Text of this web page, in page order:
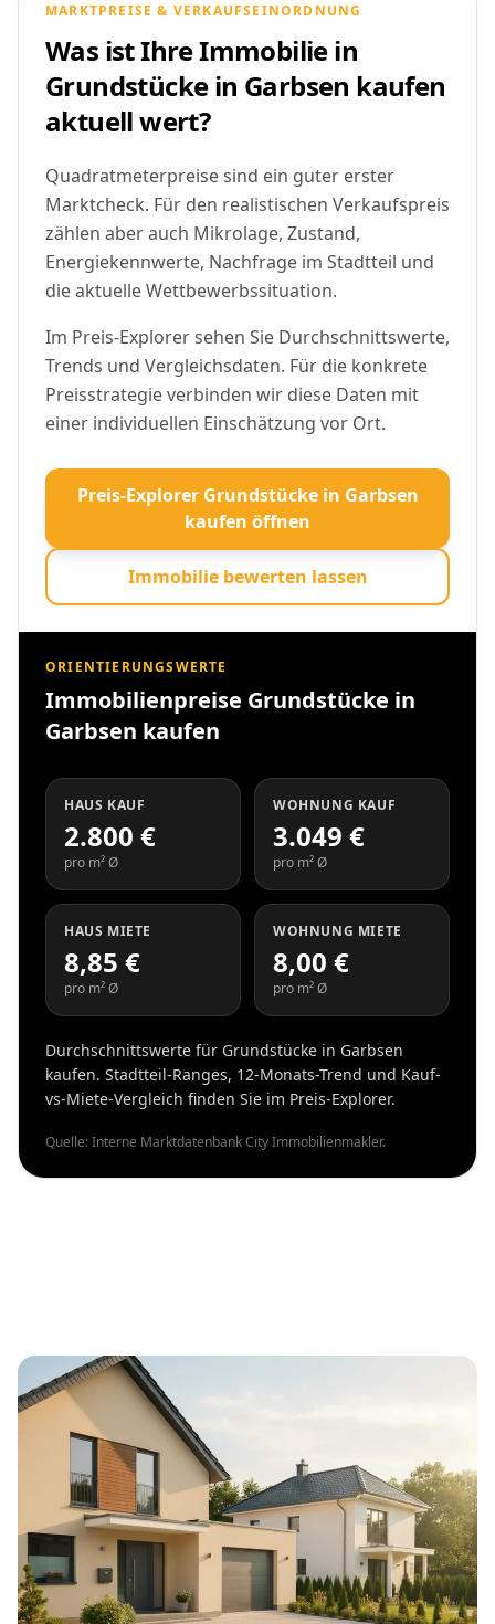
MARKTPREISE & VERKAUFSEINORDNUNG
Was ist Ihre Immobilie in
Grundstücke in Garbsen kaufen
aktuell wert?
Quadratmeterpreise sind ein guter erster
Marktcheck. Für den realistischen Verkaufspreis
zählen aber auch Mikrolage, Zustand,
Energiekennwerte, Nachfrage im Stadtteil und
die aktuelle Wettbewerbssituation.
Im Preis-Explorer sehen Sie Durchschnittswerte,
Trends und Vergleichsdaten. Für die konkrete
Preisstrategie verbinden wir diese Daten mit
einer individuellen Einschätzung vor Ort.
Preis-Explorer Grundstücke in Garbsen
kaufen öffnen
Immobilie bewerten lassen
ORIENTIERUNGSWERTE
Immobilienpreise Grundstücke in
Garbsen kaufen
HAUS KAUF
2.800 €
pro m² Ø
WOHNUNG KAUF
3.049 €
pro m² Ø
HAUS MIETE
8,85 €
pro m² Ø
WOHNUNG MIETE
8,00 €
pro m² Ø
Durchschnittswerte für Grundstücke in Garbsen
kaufen. Stadtteil-Ranges, 12-Monats-Trend und Kauf-
vs-Miete-Vergleich finden Sie im Preis-Explorer.
Quelle: Interne Marktdatenbank City Immobilienmakler.